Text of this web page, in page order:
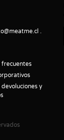
frecuentes
y